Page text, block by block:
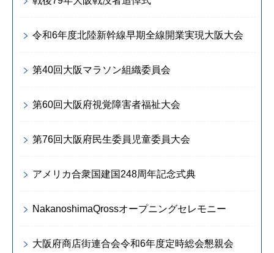
令和6年度北陸新幹線早期全線開業実現大阪大会
第40回大阪マラソン組織委員会
第60回大阪府視覚障害者福祉大会
第76回大阪府民生委員児童委員大会
アメリカ合衆国建国248周年記念式典
NakanoshimaQrossオープニングセレモニー
大阪府商店街連合会令和6年度定時総会懇親会